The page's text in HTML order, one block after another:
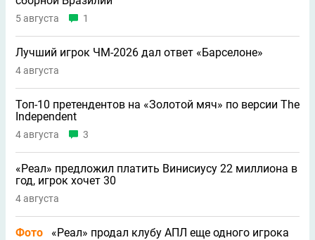
5 августа 1
Лучший игрок ЧМ-2026 дал ответ «Барселоне»
4 августа
Топ-10 претендентов на «Золотой мяч» по версии The
Independent
4 августа 3
«Реал» предложил платить Винисиусу 22 миллиона в
год, игрок хочет 30
4 августа
Фото «Реал» продал клубу АПЛ еще одного игрока